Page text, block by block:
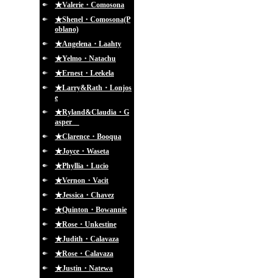
★Valerie・Comosona
★Shenel・Comosona(P
oblano)
★Angelena・Laahty
★Yelmo・Natachu
★Ernest・Leekela
★Larry&Rath・Lonjos
e
★Ryland&Claudia・G
asper
★Clarence・Booqua
★Joyce・Waseta
★Phyllia・Lucio
★Vernon・Vacit
★Jessica・Chavez
★Quinton・Bowannie
★Rose・Unkestine
★Judith・Calavaza
★Rose・Calavaza
★Justin・Natewa